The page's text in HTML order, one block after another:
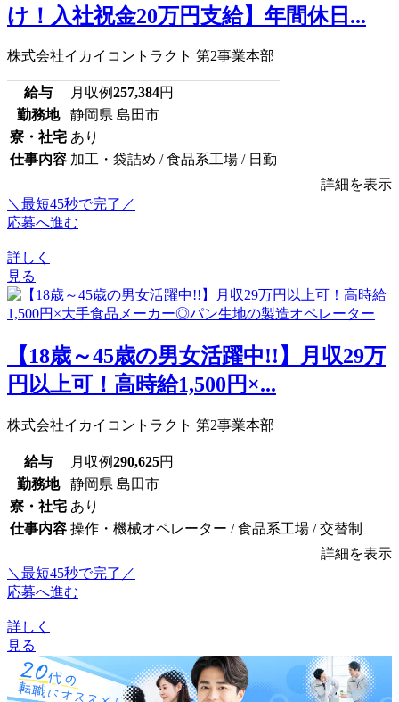
け！入社祝金20万円支給】年間休日...
株式会社イカイコントラクト 第2事業本部
給与 月収例257,384円
勤務地
静岡県 島田市
寮・社宅 あり
仕事内容 加工・袋詰め / 食品系工場 / 日勤
詳細を表示
＼最短45秒で完了／
応募へ進む
詳しく
見る
【18歳～45歳の男女活躍中!!】月収29万
円以上可！高時給1,500円×...
株式会社イカイコントラクト 第2事業本部
給与 月収例290,625円
勤務地
静岡県 島田市
寮・社宅 あり
仕事内容 操作・機械オペレーター / 食品系工場 / 交替制
詳細を表示
＼最短45秒で完了／
応募へ進む
詳しく
見る